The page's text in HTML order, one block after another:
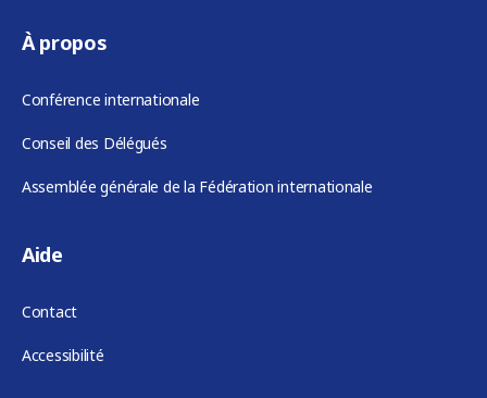
À propos
Conférence internationale
Conseil des Délégués
Assemblée générale de la Fédération internationale
Aide
Contact
Accessibilité